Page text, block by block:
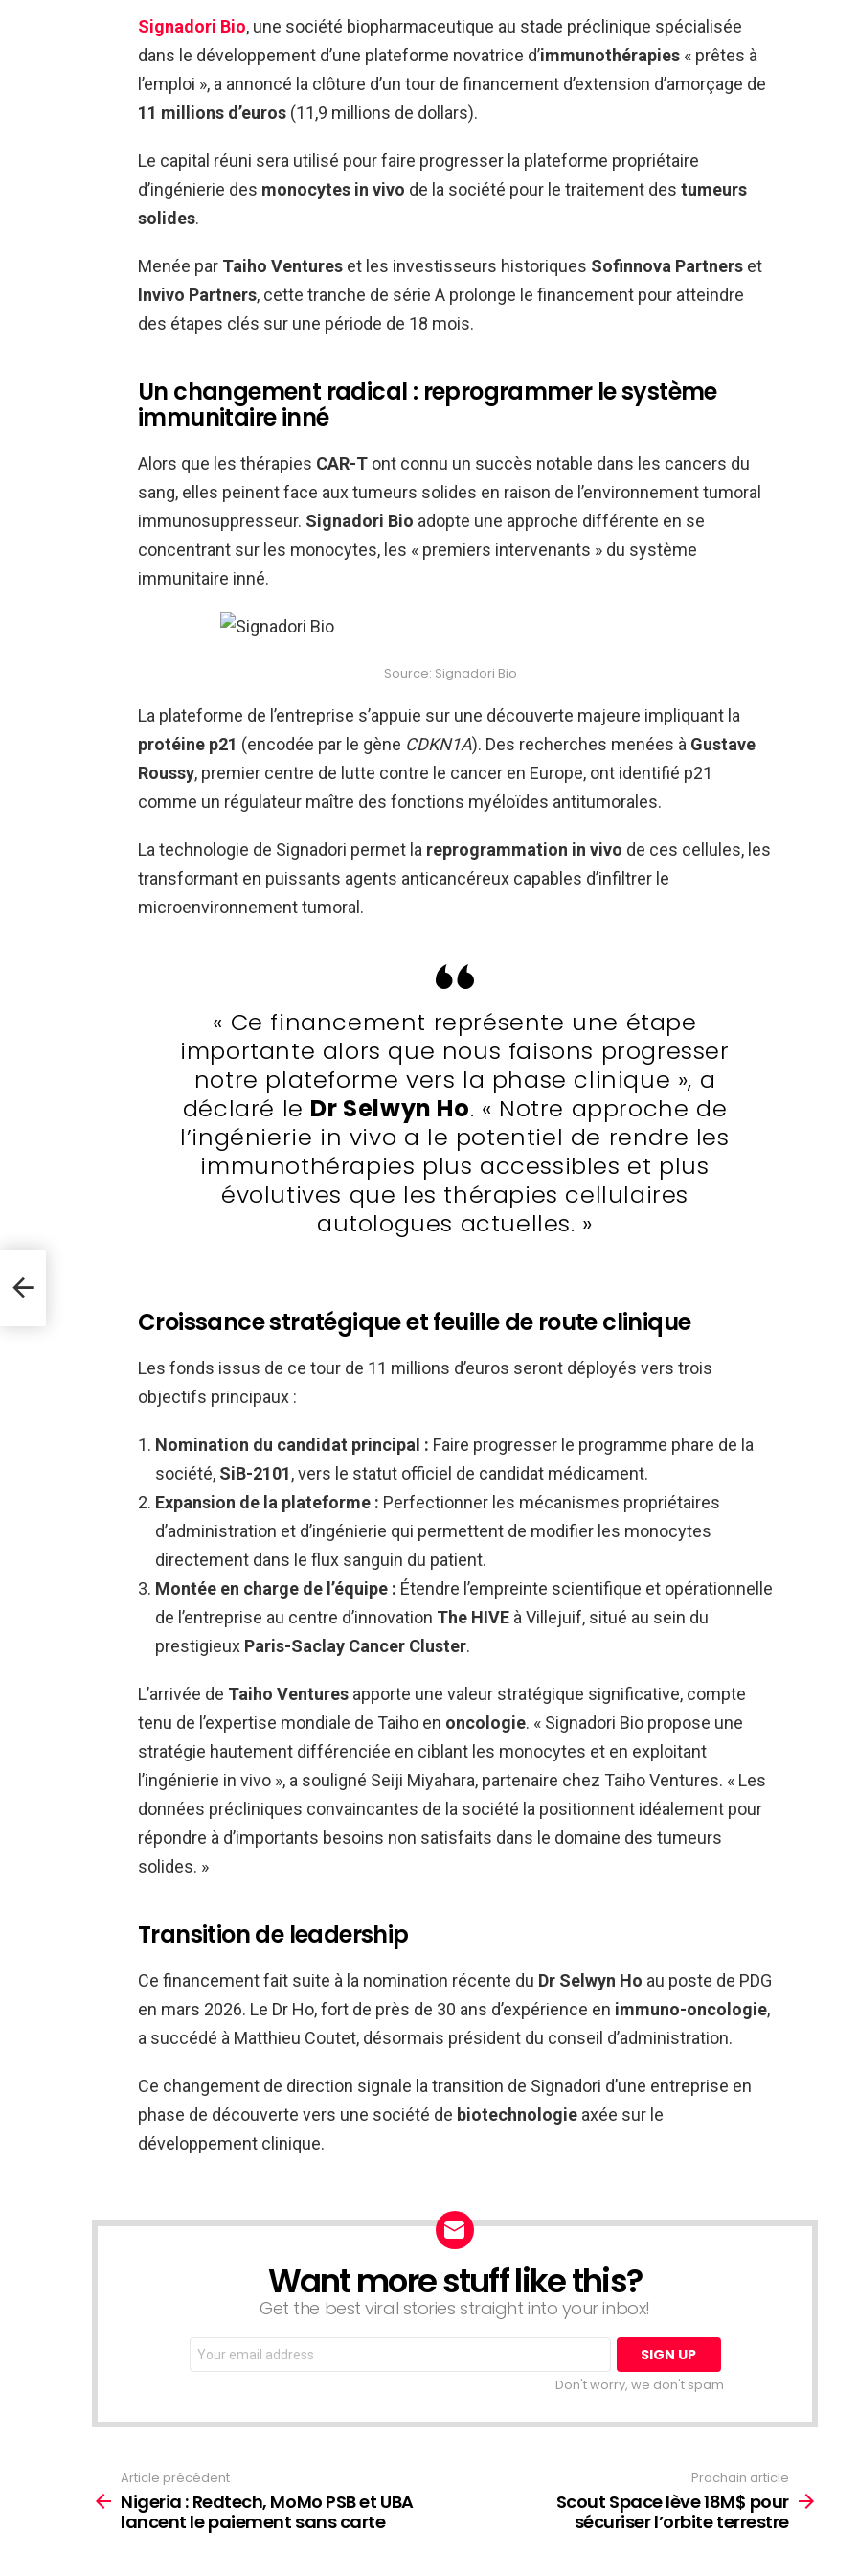
Signadori Bio, une société biopharmaceutique au stade préclinique spécialisée
dans le développement d’une plateforme novatrice d’immunothérapies « prêtes à
l’emploi », a annoncé la clôture d’un tour de financement d’extension d’amorçage de
11 millions d’euros (11,9 millions de dollars).
Le capital réuni sera utilisé pour faire progresser la plateforme propriétaire
d’ingénierie des monocytes in vivo de la société pour le traitement des tumeurs
solides.
Menée par Taiho Ventures et les investisseurs historiques Sofinnova Partners et
Invivo Partners, cette tranche de série A prolonge le financement pour atteindre
des étapes clés sur une période de 18 mois.
Un changement radical : reprogrammer le système
immunitaire inné
Alors que les thérapies CAR-T ont connu un succès notable dans les cancers du
sang, elles peinent face aux tumeurs solides en raison de l’environnement tumoral
immunosuppresseur. Signadori Bio adopte une approche différente en se
concentrant sur les monocytes, les « premiers intervenants » du système
immunitaire inné.
Source: Signadori Bio
La plateforme de l’entreprise s’appuie sur une découverte majeure impliquant la
protéine p21 (encodée par le gène CDKN1A). Des recherches menées à Gustave
Roussy, premier centre de lutte contre le cancer en Europe, ont identifié p21
comme un régulateur maître des fonctions myéloïdes antitumorales.
La technologie de Signadori permet la reprogrammation in vivo de ces cellules, les
transformant en puissants agents anticancéreux capables d’infiltrer le
microenvironnement tumoral.
« Ce financement représente une étape
importante alors que nous faisons progresser
notre plateforme vers la phase clinique », a
déclaré le Dr Selwyn Ho. « Notre approche de
l’ingénierie in vivo a le potentiel de rendre les
immunothérapies plus accessibles et plus
évolutives que les thérapies cellulaires
autologues actuelles. »
Croissance stratégique et feuille de route clinique
Les fonds issus de ce tour de 11 millions d’euros seront déployés vers trois
objectifs principaux :
Nomination du candidat principal : Faire progresser le programme phare de la
société, SiB-2101, vers le statut officiel de candidat médicament.
Expansion de la plateforme : Perfectionner les mécanismes propriétaires
d’administration et d’ingénierie qui permettent de modifier les monocytes
directement dans le flux sanguin du patient.
Montée en charge de l’équipe : Étendre l’empreinte scientifique et opérationnelle
de l’entreprise au centre d’innovation The HIVE à Villejuif, situé au sein du
prestigieux Paris-Saclay Cancer Cluster.
L’arrivée de Taiho Ventures apporte une valeur stratégique significative, compte
tenu de l’expertise mondiale de Taiho en oncologie. « Signadori Bio propose une
stratégie hautement différenciée en ciblant les monocytes et en exploitant
l’ingénierie in vivo », a souligné Seiji Miyahara, partenaire chez Taiho Ventures. « Les
données précliniques convaincantes de la société la positionnent idéalement pour
répondre à d’importants besoins non satisfaits dans le domaine des tumeurs
solides. »
Transition de leadership
Ce financement fait suite à la nomination récente du Dr Selwyn Ho au poste de PDG
en mars 2026. Le Dr Ho, fort de près de 30 ans d’expérience en immuno-oncologie,
a succédé à Matthieu Coutet, désormais président du conseil d’administration.
Ce changement de direction signale la transition de Signadori d’une entreprise en
phase de découverte vers une société de biotechnologie axée sur le
développement clinique.
Want more stuff like this?
Get the best viral stories straight into your inbox!
Email
address:
Don't worry, we don't spam
plus
Article précédent
Nigeria : Redtech, MoMo PSB et UBA
lancent le paiement sans carte
Prochain article
Scout Space lève 18M$ pour
sécuriser l’orbite terrestre